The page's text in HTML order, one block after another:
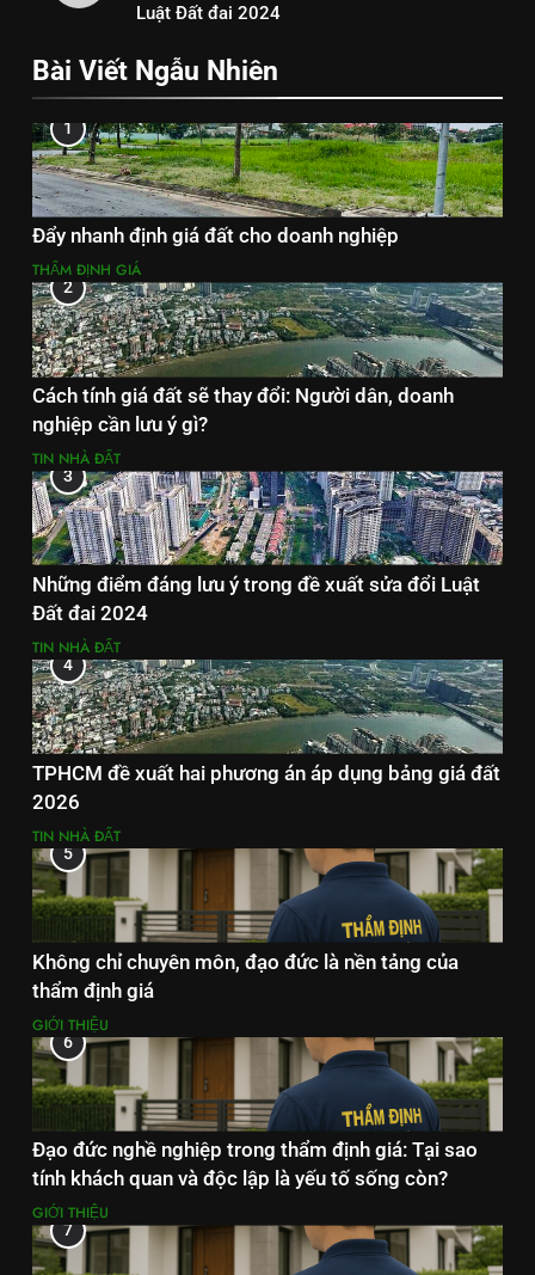
Luật Đất đai 2024
Bài Viết Ngẫu Nhiên
1
Đẩy nhanh định giá đất cho doanh nghiệp
THẨM ĐỊNH GIÁ
2
Cách tính giá đất sẽ thay đổi: Người dân, doanh
nghiệp cần lưu ý gì?
TIN NHÀ ĐẤT
3
Những điểm đáng lưu ý trong đề xuất sửa đổi Luật
Đất đai 2024
TIN NHÀ ĐẤT
4
TPHCM đề xuất hai phương án áp dụng bảng giá đất
2026
TIN NHÀ ĐẤT
5
Không chỉ chuyên môn, đạo đức là nền tảng của
thẩm định giá
GIỚI THIỆU
6
Đạo đức nghề nghiệp trong thẩm định giá: Tại sao
tính khách quan và độc lập là yếu tố sống còn?
GIỚI THIỆU
7